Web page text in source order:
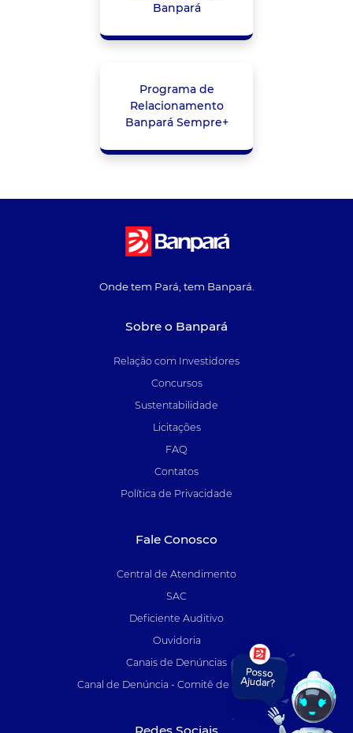
Banpará
Programa de
Relacionamento
Banpará Sempre+
Onde tem Pará, tem Banpará.
Sobre o Banpará
Relação com Investidores
Concursos
Sustentabilidade
Licitações
FAQ
Contatos
Política de Privacidade
Fale Conosco
Central de Atendimento
SAC
Deficiente Auditivo
Ouvidoria
Canais de Denúncias
Canal de Denúncia - Comitê de Auditoria
Redes Sociais